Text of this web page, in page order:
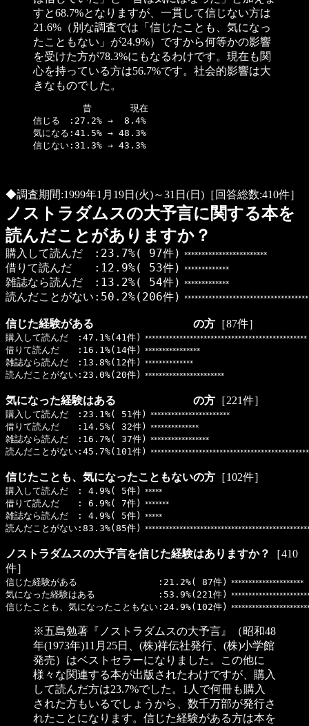
すと68.7%となりますが、一貫して信じない方は
21.6%（別な調査では「信じたことも、気になっ
たこともない」が24.9%）ですから何等かの影響
を受けた方が78.3%にもなるわけです。現在も関
心を持っている方は56.7%です。社会的影響は大
きなものでした。
         昔       現在
信じる　:27.2% →  8.4%
気になる:41.5% → 48.3%
◆調査期間:1999年1月19日(火)～31日(日)［回答総数:410件］
ノストラダムスの大予言に関する本を
読んだことがありますか？
購入して読んだ :23.7%( 97件) ************************
借りて読んだ :12.9%( 53件) *************
雑誌なら読んだ :13.2%( 54件) *************
読んだことがない:50.2%(206件)
信じた経験がある の方 ［87件］
購入して読んだ :47.1%(41件) ***********************************************
借りて読んだ :16.1%(14件) ****************
雑誌なら読んだ :13.8%(12件) **************
読んだことがない:23.0%(20件) ***********************
気になった経験はある の方 ［221件］
購入して読んだ :23.1%( 51件) ***********************
借りて読んだ :14.5%( 32件) **************
雑誌なら読んだ :16.7%( 37件) *****************
読んだことがない:45.7%(101件) **********************************************
信じたことも、気になったこともないの方 ［102件］
購入して読んだ : 4.9%( 5件) *****
借りて読んだ : 6.9%( 7件) *******
雑誌なら読んだ : 4.9%( 5件) *****
読んだことがない:83.3%(85件)
ノストラダムスの大予言を信じた経験はありますか？
［410
件］
信じた経験がある :21.2%( 87件) *********************
気になった経験はある :53.9%(221件)
信じたことも、気になったこともない:24.9%(102件)
※五島勉著『ノストラダムスの大予言』（昭和48
年(1973年)11月25日、(株)祥伝社発行、(株)小学館
発売）はベストセラーになりました。この他に
様々な関連する本が出版されたわけですが、購入
して読んだ方は23.7%でした。1人で何冊も購入
された方もいるでしょうから、数千万部が発行さ
れたことになります。信じた経験がある方は本を